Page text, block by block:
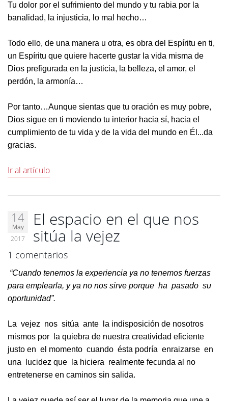
Tu dolor por el sufrimiento del mundo y tu rabia por la
banalidad, la injusticia, lo mal hecho…
Todo ello, de una manera u otra, es obra del Espíritu en ti,
un Espíritu que quiere hacerte gustar la vida misma de
Dios prefigurada en la justicia, la belleza, el amor, el
perdón, la armonía…
Por tanto…Aunque sientas que tu oración es muy pobre,
Dios sigue en ti moviendo tu interior hacia sí, hacia el
cumplimiento de tu vida y de la vida del mundo en Él...da
gracias.
Ir al artículo
14
May
2017
El espacio en el que nos
sitúa la vejez
1 comentarios
“Cuando tenemos la experiencia ya no tenemos fuerzas
para emplearla, y ya no nos sirve porque ha pasado su
oportunidad”.
La vejez nos sitúa ante la indisposición de nosotros
mismos por la quiebra de nuestra creatividad eficiente
justo en el momento cuando ésta podría enraizarse en
una lucidez que la hiciera realmente fecunda al no
entretenerse en caminos sin salida.